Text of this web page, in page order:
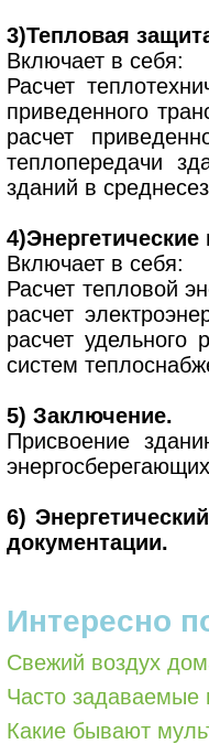
3)Тепловая
Включает в себя:
Расчет
приведенного
расчет
теплопередачи
зданий в
4)Энергетические
Включает в себя:
Расчет тепловой
расчет
расчет удельного
систем
5) Заключение.
Присвоение
6)
документации.
Интересно
Свежий воздух
Часто задаваемые
Какие бывают